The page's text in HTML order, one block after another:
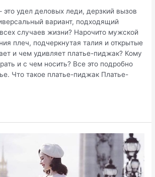
удел деловых леди, дерзкий вызов
вариант, подходящий
случаев жизни? Нарочито мужской
плеч, подчеркнутая талия и открытые
и чем удивляет платье-пиджак? Кому
и с чем носить? Все это подробно
Что такое платье-пиджак Платье-